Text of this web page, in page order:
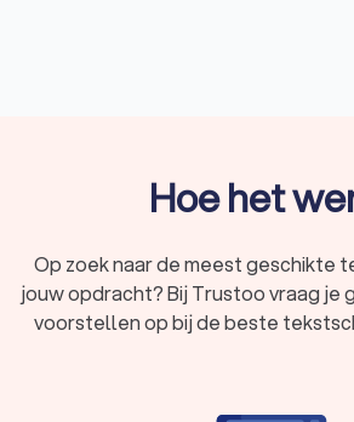
Een tekstschrijver helpt bedrijven en
creëren van pakkende en effectieve
stimuleren ook conversies en
frisse, overtuigende tekst nodig of wil
verbeteren, een freelance schrijver of
Veghel biedt de juiste ondersteuning.
Hoe het
Op zoek naar de meest geschikte
jouw opdracht? Bij Trustoo vraag je
voorstellen op bij de beste